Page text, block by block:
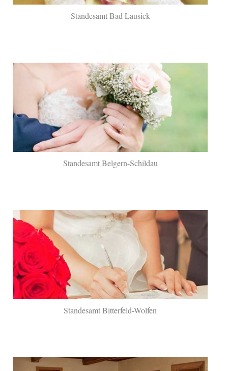
Standesamt Bad Lausick
Standesamt Belgern-Schildau
Standesamt Bitterfeld-Wolfen